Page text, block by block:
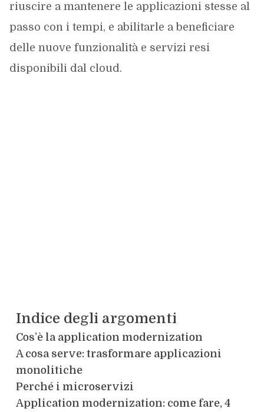
riuscire a mantenere le applicazioni stesse al
passo con i tempi, e abilitarle a beneficiare
delle nuove funzionalità e servizi resi
disponibili dal cloud.
Indice degli argomenti
Cos’è la application modernization
A cosa serve: trasformare applicazioni
monolitiche
Perché i microservizi
Application modernization: come fare, 4